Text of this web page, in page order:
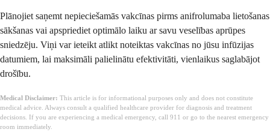
Plānojiet saņemt nepieciešamās vakcīnas pirms anifrolumaba lietošanas
sākšanas vai apspriediet optimālo laiku ar savu veselības aprūpes
sniedzēju. Viņi var ieteikt atlikt noteiktas vakcīnas no jūsu infūzijas
datumiem, lai maksimāli palielinātu efektivitāti, vienlaikus saglabājot
drošību.
Medical Disclaimer: This article is for informational purposes only and does not constitute
medical advice. Always consult a qualified healthcare provider for diagnosis and treatment
decisions. If you are experiencing a medical emergency, call 911 or go to the nearest emergency
room immediately.